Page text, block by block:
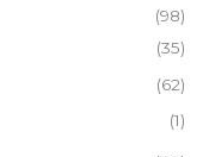
(98)
(35)
(62)
(1)